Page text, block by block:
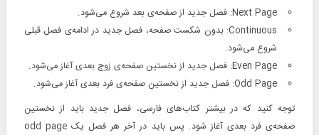
Next Page: فصل جدید از صفحه‌ی بعد شروع می‌شود.
Continuous: بدون شکست صفحه، فصل جدید در ادامه‌ی فصل قبلی
شروع می‌شود.
Even Page: فصل جدید از نخستین صفحه‌ی زوج بعدی آغاز می‌شود.
Odd Page: فصل جدید از نخستین صفحه‌ی فرد بعدی آغاز می‌شود.
توجه کنید که در بیشتر کتاب‌های فارسی، فصل جدید باید از نخستین
صفحه‌ی فرد بعدی آغاز شود.
پس باید در آخر هر فصل یک odd page